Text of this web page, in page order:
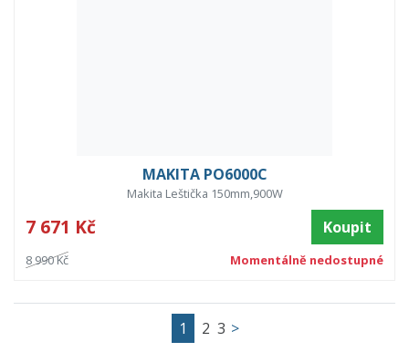
MAKITA PO6000C
Makita Leštička 150mm,900W
7 671 Kč Koupit
8 990 Kč Momentálně nedostupné
1 2 3 >